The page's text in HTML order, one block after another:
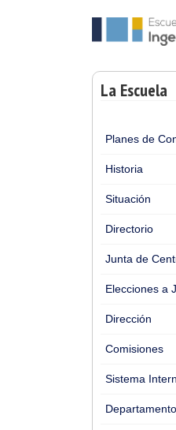
La Escuela
Planes de
Historia
Situación
Directorio
Junta de
Elecciones a
Dirección
Comisiones
Sistema